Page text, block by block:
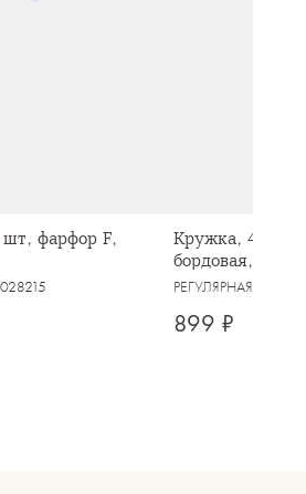
фарфор F,
Кружка, 460
бордовая,
Message
РЕГУЛЯРНАЯ
899 ₽